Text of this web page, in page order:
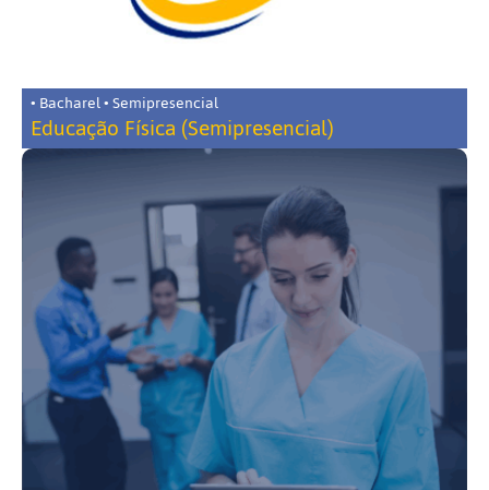
• Bacharel • Semipresencial
Educação Física (Semipresencial)